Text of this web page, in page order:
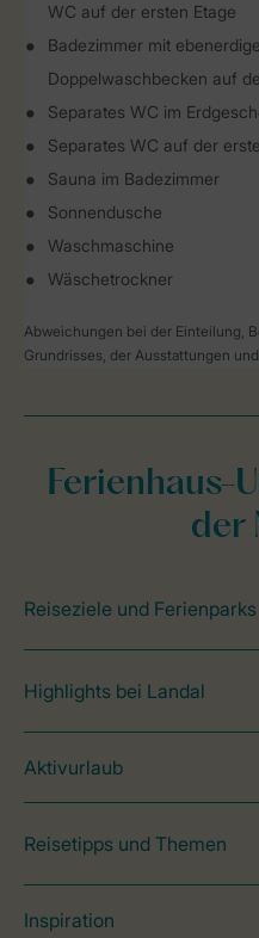
WC auf der ersten Etage
Badezimmer mit
Doppelwaschbecken auf
Separates WC im
Separates WC auf der
Sauna im Badezimmer
Sonnendusche
Waschmaschine
Wäschetrockner
Abweichungen bei der Einteilung,
Grundrisses, der Ausstattungen
Ferienhaus-
der
Reiseziele und Ferienparks
Highlights bei Landal
Aktivurlaub
Reisetipps und Themen
Inspiration